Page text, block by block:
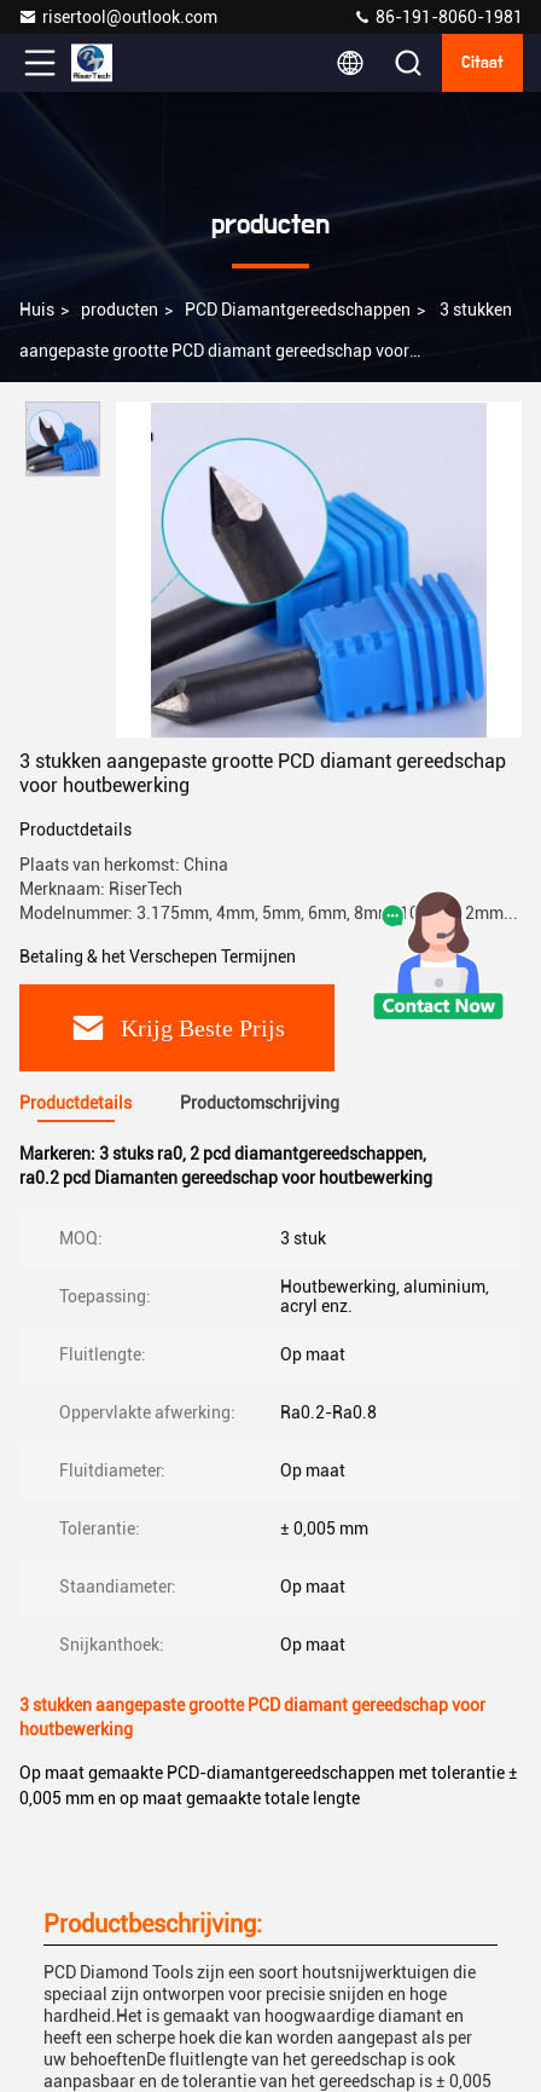
risertool@outlook.com 86-191-8060-1981
Citaat
producten
Huis > producten > PCD Diamantgereedschappen > 3 stukken
aangepaste grootte PCD diamant gereedschap voor
3 stukken aangepaste grootte PCD diamant gereedschap
voor houtbewerking
Productdetails
Plaats van herkomst: China
Merknaam: RiserTech
Modelnummer: 3.175mm, 4mm, 5mm, 6mm, 8mm, 10mm, 12mm...
Betaling & het Verschepen Termijnen
Krijg Beste Prijs
Productdetails Productomschrijving
Markeren: 3 stuks ra0, 2 pcd diamantgereedschappen,
ra0.2 pcd Diamanten gereedschap voor houtbewerking
MOQ: 3 stuk
Toepassing:
Houtbewerking, aluminium,
acryl enz.
Fluitlengte: Op maat
Oppervlakte afwerking: Ra0.2-Ra0.8
Fluitdiameter: Op maat
Tolerantie: ± 0,005 mm
Staandiameter: Op maat
Snijkanthoek: Op maat
3 stukken aangepaste grootte PCD diamant gereedschap voor
houtbewerking
Op maat gemaakte PCD-diamantgereedschappen met tolerantie ±
0,005 mm en op maat gemaakte totale lengte
Productbeschrijving:
PCD Diamond Tools zijn een soort houtsnijwerktuigen die
speciaal zijn ontworpen voor precisie snijden en hoge
hardheid.Het is gemaakt van hoogwaardige diamant en
heeft een scherpe hoek die kan worden aangepast als per
uw behoeftenDe fluitlengte van het gereedschap is ook
aanpasbaar en de tolerantie van het gereedschap is ± 0,005